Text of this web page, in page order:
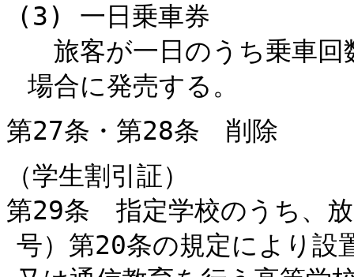
(3) 一日乗車券
旅客が一日のうち乗車回
場合に発売する。
第27条・第28条 削除
（学生割引証）
第29条 指定学校のうち、
号）第20条の規定により設